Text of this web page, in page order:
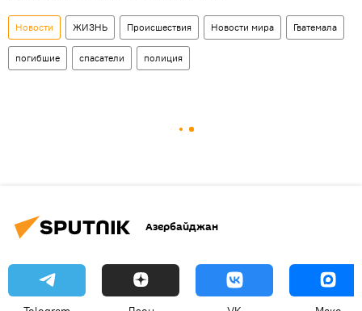
Новости ЖИЗНЬ Происшествия Новости мира Гватемала
погибшие спасатели полиция
Азербайджан